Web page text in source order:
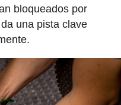
bloqueados por
una pista clave